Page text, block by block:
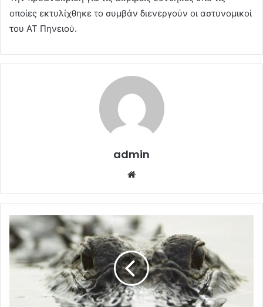
οποίες εκτυλίχθηκε το συμβάν διενεργούν οι αστυνομικοί
του ΑΤ Πηνειού.
admin